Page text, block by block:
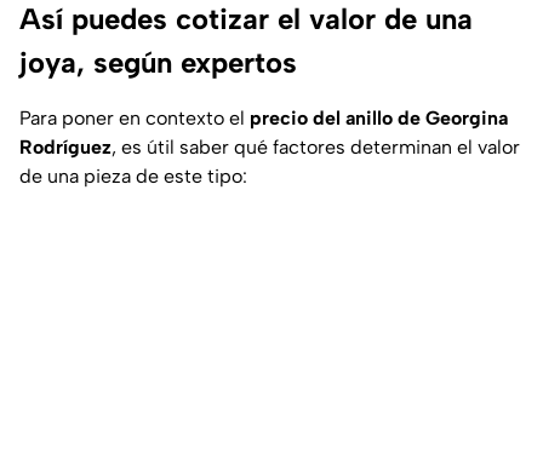
Así puedes cotizar el valor de una
joya, según expertos
Para poner en contexto el precio del anillo de Georgina
Rodríguez, es útil saber qué factores determinan el valor
de una pieza de este tipo: